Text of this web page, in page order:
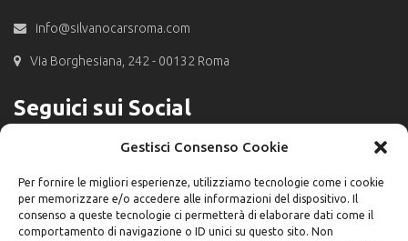
Gestisci Consenso Cookie
Per fornire le migliori esperienze, utilizziamo tecnologie come i cookie
per memorizzare e/o accedere alle informazioni del dispositivo. Il
consenso a queste tecnologie ci permetterà di elaborare dati come il
comportamento di navigazione o ID unici su questo sito. Non
info@silvanocarsroma.com
Via Borghesiana, 242 - 00132 Roma
Seguici sui Social